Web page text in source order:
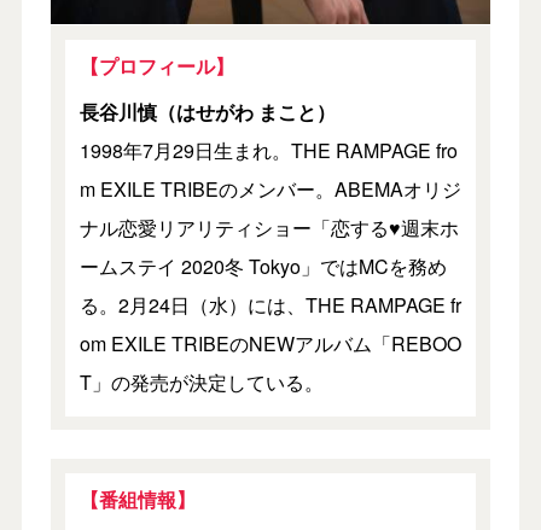
【プロフィール】
長谷川慎（はせがわ まこと）
1998年7月29日生まれ。THE RAMPAGE fro
m EXILE TRIBEのメンバー。ABEMAオリジ
ナル恋愛リアリティショー「恋する♥週末ホ
ームステイ 2020冬 Tokyo」ではMCを務め
る。2月24日（水）には、THE RAMPAGE fr
om EXILE TRIBEのNEWアルバム「REBOO
T」の発売が決定している。
【番組情報】